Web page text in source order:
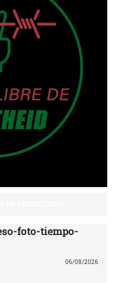
foto-tiempo-
06/08/2026